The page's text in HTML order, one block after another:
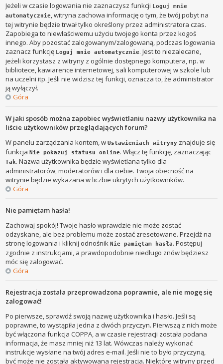
Jeżeli w czasie logowania nie zaznaczysz funkcji Loguj mnie
automatycznie, witryna zachowa informację o tym, że twój pobyt na
tej witrynie będzie trwał tylko określony przez administratora czas.
Zapobiega to niewłaściwemu użyciu twojego konta przez kogoś
innego. Aby pozostać zalogowanym/zalogowaną, podczas logowania
zaznacz funkcję Loguj mnie automatycznie. Jest to niezalecane,
jeżeli korzystasz z witryny z ogólnie dostępnego komputera, np. w
bibliotece, kawiarence internetowej, sali komputerowej w szkole lub
na uczelni itp. Jeśli nie widzisz tej funkcji, oznacza to, że administrator
ją wyłączył.
Góra
W jaki sposób można zapobiec wyświetlaniu nazwy użytkownika na
liście użytkowników przeglądających forum?
W panelu zarządzania kontem, wUstawieniach witryny znajduje się
funkcjaNie pokazuj statusu online. Włącz tę funkcję, zaznaczając
Tak. Nazwa użytkownika będzie wyświetlana tylko dla
administratorów, moderatorów i dla ciebie. Twoja obecność na
witrynie będzie wykazana w liczbie ukrytych użytkowników.
Góra
Nie pamiętam hasła!
Zachowaj spokój! Twoje hasło wprawdzie nie może zostać
odzyskane, ale bez problemu może zostać zresetowane. Przejdź na
stronę logowania i kliknij odnośnikNie pamiętam hasła. Postępuj
zgodnie z instrukcjami, a prawdopodobnie niedługo znów będziesz
móc się zalogować.
Góra
Rejestracja została przeprowadzona poprawnie, ale nie mogę się
zalogować!
Po pierwsze, sprawdź swoją nazwę użytkownika i hasło. Jeśli są
poprawne, to wystąpiła jedna z dwóch przyczyn. Pierwszą z nich może
być włączona funkcja COPPA, a w czasie rejestracji została podana
informacja, że masz mniej niż 13 lat. Wówczas należy wykonać
instrukcje wysłane na twój adres e-mail. Jeśli nie to było przyczyną,
być może nie została aktywowana rejestracja. Niektóre witryny przed